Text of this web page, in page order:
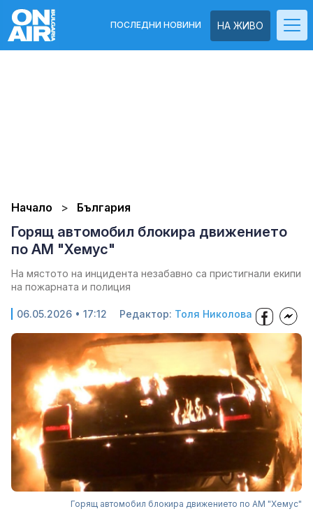
НА ЖИВО
ПОСЛЕДНИ НОВИНИ
Начало България
Горящ автомобил блокира движението
по АМ "Хемус"
На мястото на инцидента незабавно са пристигнали екипи
на пожарната и полиция
06.05.2026 • 17:12 Редактор: Толя Николова
Горящ автомобил блокира движението по АМ "Хемус"